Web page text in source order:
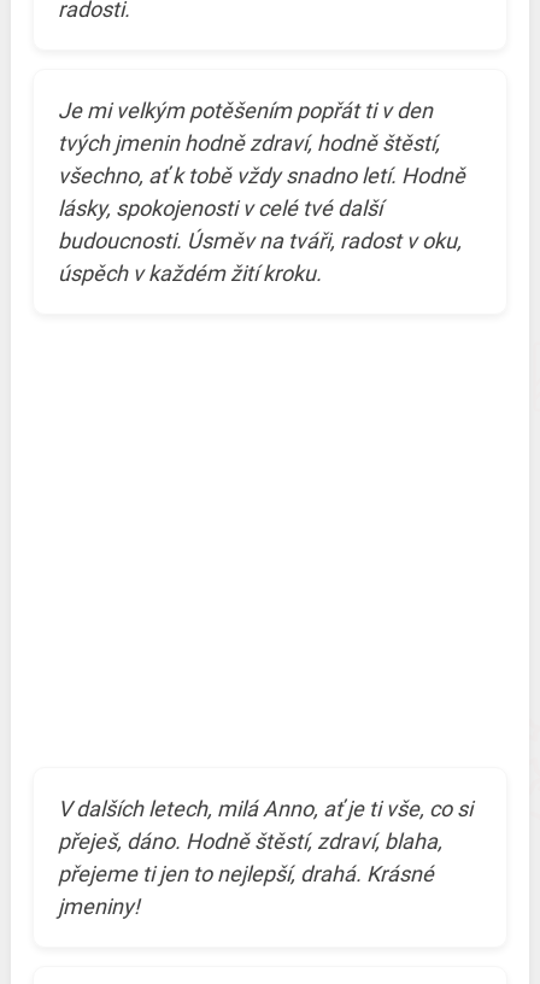
radosti.
Je mi velkým potěšením popřát ti v den
tvých jmenin hodně zdraví, hodně štěstí,
všechno, ať k tobě vždy snadno letí. Hodně
lásky, spokojenosti v celé tvé další
budoucnosti. Úsměv na tváři, radost v oku,
úspěch v každém žití kroku.
V dalších letech, milá Anno, ať je ti vše, co si
přeješ, dáno. Hodně štěstí, zdraví, blaha,
přejeme ti jen to nejlepší, drahá. Krásné
jmeniny!